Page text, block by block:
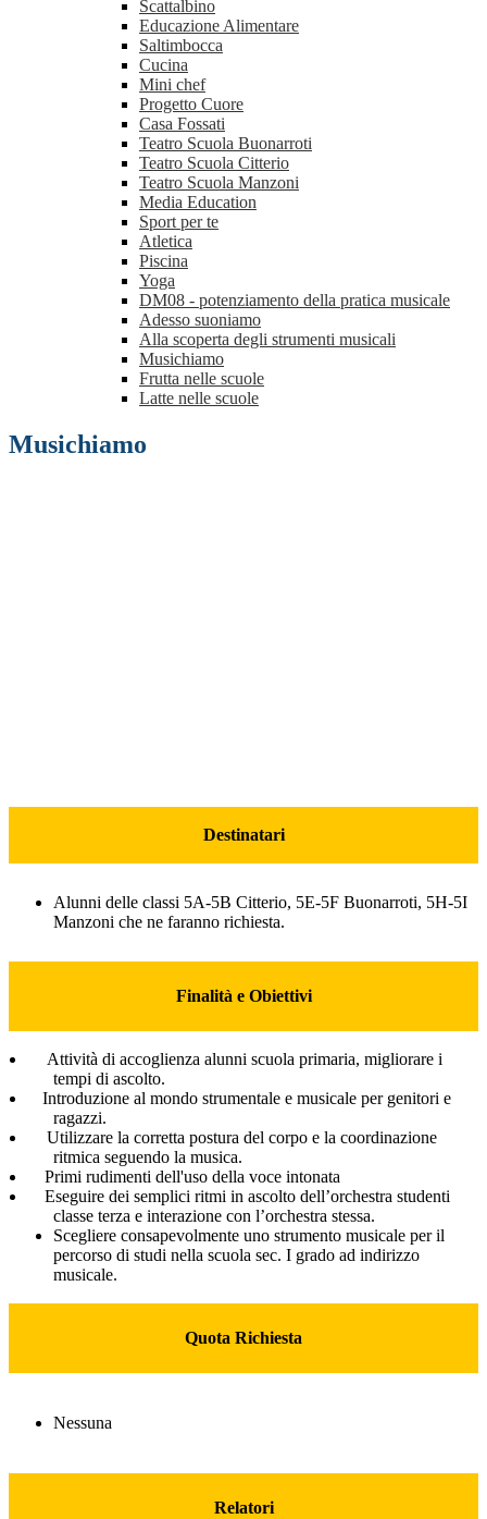
Scattalbino
Educazione Alimentare
Saltimbocca
Cucina
Mini chef
Progetto Cuore
Casa Fossati
Teatro Scuola Buonarroti
Teatro Scuola Citterio
Teatro Scuola Manzoni
Media Education
Sport per te
Atletica
Piscina
Yoga
DM08 - potenziamento della pratica musicale
Adesso suoniamo
Alla scoperta degli strumenti musicali
Musichiamo
Frutta nelle scuole
Latte nelle scuole
Musichiamo
Destinatari
Alunni delle classi 5A-5B Citterio, 5E-5F Buonarroti, 5H-5I
Manzoni che ne faranno richiesta.
Finalità e Obiettivi
Attività di accoglienza alunni scuola primaria, migliorare i
tempi di ascolto.
Introduzione al mondo strumentale e musicale per genitori e
ragazzi.
Utilizzare la corretta postura del corpo e la coordinazione
ritmica seguendo la musica.
Primi rudimenti dell'uso della voce intonata
Eseguire dei semplici ritmi in ascolto dell’orchestra studenti
classe terza e interazione con l’orchestra stessa.
Scegliere consapevolmente uno strumento musicale per il
percorso di studi nella scuola sec. I grado ad indirizzo
musicale.
Quota Richiesta
Nessuna
Relatori